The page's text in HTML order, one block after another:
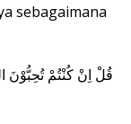
sebagaimana
قُلْ اِنْ كُنْتُمْ تُحِبُّوْنَ